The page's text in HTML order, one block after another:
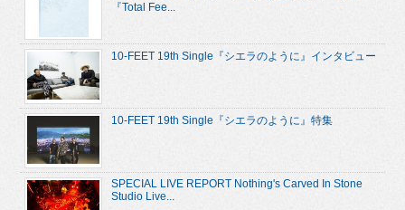
『Total Fee...
10-FEET 19th Single『シエラのように』インタビュー
10-FEET 19th Single『シエラのように』特集
SPECIAL LIVE REPORT Nothing's Carved In Stone
Studio Live...